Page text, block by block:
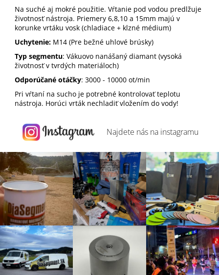
Na suché aj mokré použitie. Vŕtanie pod vodou predlžuje
životnosť nástroja. Priemery 6,8,10 a 15mm majú v
korunke vrtáku vosk (chladiace + klzné médium)
Uchytenie: M14 (Pre bežné uhlové brúsky)
Typ segmentu: Vákuovo nanášaný diamant (vysoká
životnosť v tvrdých materiáloch)
Odporúčané otáčky: 3000 - 10000 ot/min
Pri vŕtaní na sucho je potrebné kontrolovať teplotu
nástroja. Horúci vrták nechladiť vložením do vody!
Najdete nás na instagramu